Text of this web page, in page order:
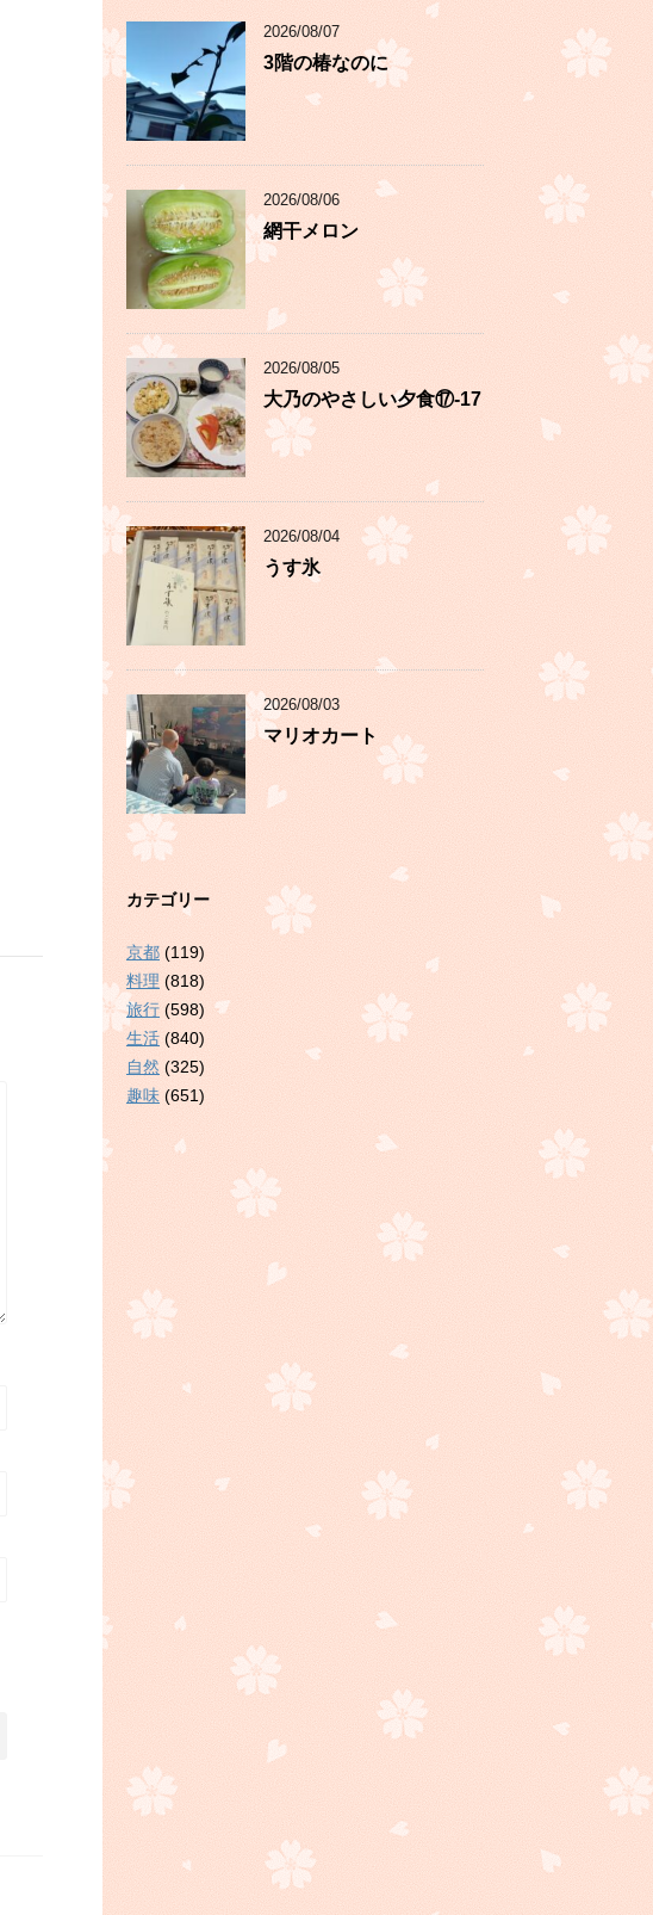
2026/08/07
3階の椿なのに
2026/08/06
網干メロン
2026/08/05
大乃のやさしい夕食⑰-17
2026/08/04
うす氷
2026/08/03
マリオカート
カテゴリー
京都 (119)
料理 (818)
旅行 (598)
生活 (840)
自然 (325)
趣味 (651)